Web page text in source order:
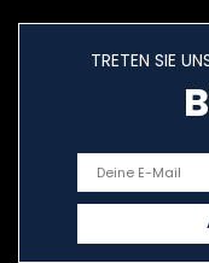
TRETEN SIE